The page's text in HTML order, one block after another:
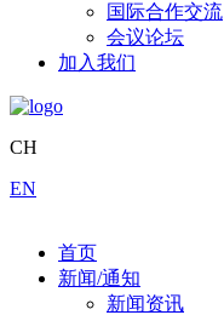
国际合作交流
会议论坛
加入我们
CH
EN
首页
新闻/通知
新闻资讯